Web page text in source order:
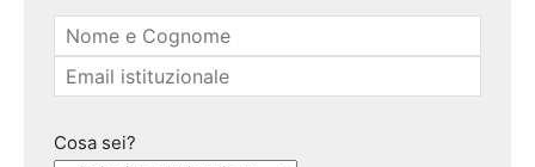
Cosa sei?